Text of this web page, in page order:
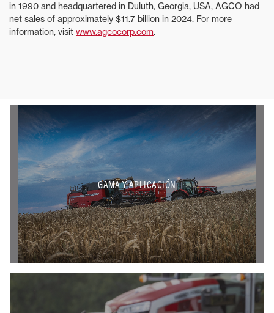
in 1990 and headquartered in Duluth, Georgia, USA, AGCO had
net sales of approximately $11.7 billion in 2024. For more
information, visit www.agcocorp.com.
GAMA Y APLICACIÓN